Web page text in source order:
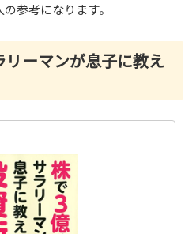
参考になります。
ーマンが息子に教え